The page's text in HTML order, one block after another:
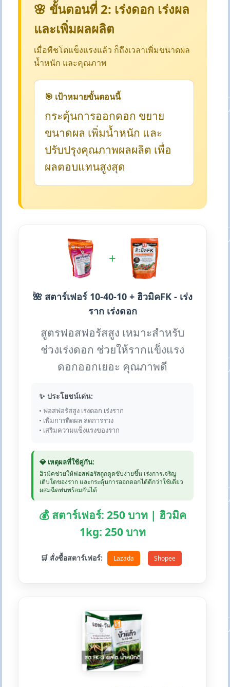
🌸 ขั้นตอนที่ 2: เร่งดอก เร่งผล
และเพิ่มผลผลิต
เมื่อพืชโตแข็งแรงแล้ว ก็ถึงเวลาเพิ่มขนาดผล
น้ำหนัก และคุณภาพ
🎯 เป้าหมายขั้นตอนนี้
กระตุ้นการออกดอก ขยาย
ขนาดผล เพิ่มน้ำหนัก และ
ปรับปรุงคุณภาพผลผลิต เพื่อ
ผลตอบแทนสูงสุด
+
🌺 สตาร์เฟอร์ 10-40-10 + ฮิวมิคFK - เร่ง
ราก เร่งดอก
สูตรฟอสฟอรัสสูง เหมาะสำหรับ
ช่วงเร่งดอก ช่วยให้รากแข็งแรง
ดอกออกเยอะ คุณภาพดี
✨ ประโยชน์เด่น:
• ฟอสฟอรัสสูง เร่งดอก เร่งราก
• เพิ่มการติดผล ลดการร่วง
• เสริมความแข็งแรงของราก
💎 เหตุผลที่ใช้คู่กัน:
ฮิวมิคช่วยให้ฟอสฟอรัสถูกดูดซับง่ายขึ้น เร่งการเจริญ
เติบโตของราก และกระตุ้นการออกดอกได้ดีกว่าใช้เดี่ยว
ผสมฉีดพ่นพร้อมกันได้
💰 สตาร์เฟอร์: 250 บาท | ฮิวมิค
1kg: 250 บาท
🛒 สั่งซื้อสตาร์เฟอร์: Lazada Shopee